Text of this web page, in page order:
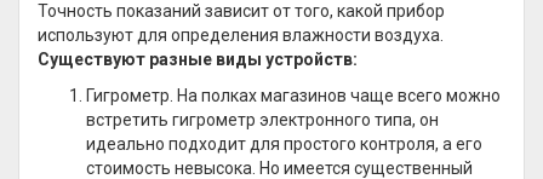
Точность показаний зависит от того, какой прибор
используют для определения влажности воздуха.
Существуют разные виды устройств:
Гигрометр. На полках магазинов чаще всего можно
встретить гигрометр электронного типа, он
идеально подходит для простого контроля, а его
стоимость невысока. Но имеется существенный